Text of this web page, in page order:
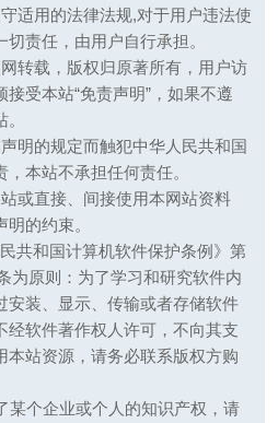
适用的法律法规,对于用户违法使
责任，由用户自行承担。
转载，版权归原著所有，用户访
受本站“免责声明”，如果不遵
明的规定而触犯中华人民共和国
本站不承担任何责任。
或直接、间接使用本网站资料
的约束。
共和国计算机软件保护条例》第
为原则：为了学习和研究软件内
安装、显示、传输或者存储软件
经软件著作权人许可，不向其支
本站资源，请务必联系版权方购
某个企业或个人的知识产权，请